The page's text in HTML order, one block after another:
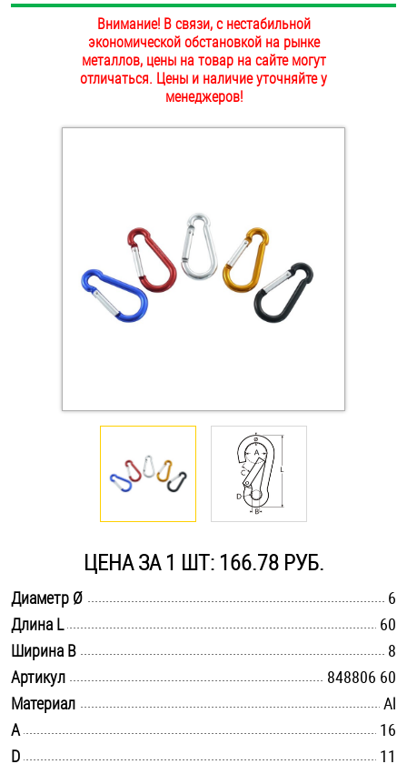
ОПЛАТА И ДОСТАВКА
НАШИ МАГАЗИНЫ
Дюбели
Заклепки (Гайки-Заклепки)
Инструмент
Крюки, кольца с метрической резьбой
Оснастка и аксессуары для яхт
Саморезы и шурупы
Стопорные кольца
Такелаж
Хомуты
Шайбы
Внимание! В связи, с нестабильной
экономической обстановкой на рынке
металлов, цены на товар на сайте могут
отличаться. Цены и наличие уточняйте у
менеджеров!
ЦЕНА ЗА 1 ШТ: 166.78 РУБ.
Диаметр Ø
6
Длина L
60
Ширина B
8
Артикул
848806 60
Материал
Al
A
16
D
11